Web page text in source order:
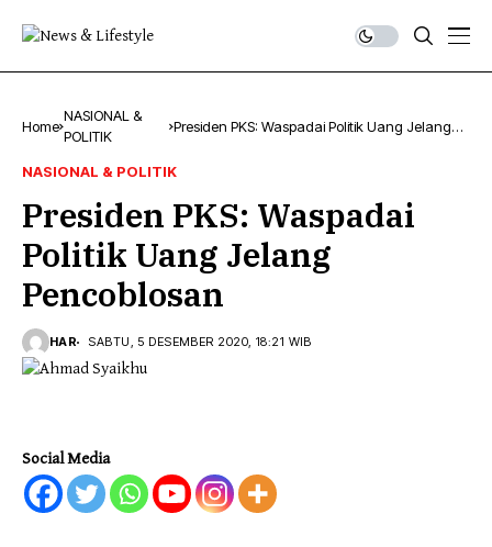
Home
NASIONAL &
POLITIK
Presiden PKS: Waspadai Politik Uang Jelang
NASIONAL & POLITIK
Presiden PKS: Waspadai
Politik Uang Jelang
Pencoblosan
HAR SABTU, 5 DESEMBER 2020, 18:21 WIB
Social Media